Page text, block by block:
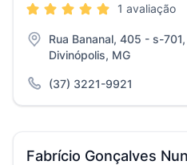
1 avaliação
Rua Bananal, 405 - s-
Divinópolis, MG
(37) 3221-9921
Fabrício Gonçalves